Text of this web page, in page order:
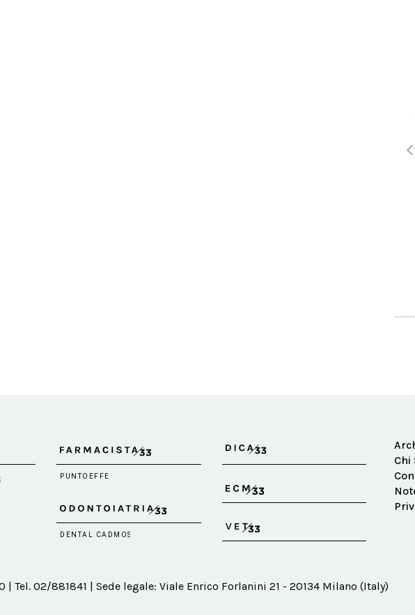
Chi
Tel. 02/881841 | Sede legale: Viale Enrico Forlanini 21 - 20134 Milano (Italy)